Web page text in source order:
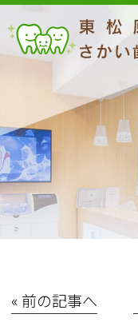
« 前の記事へ